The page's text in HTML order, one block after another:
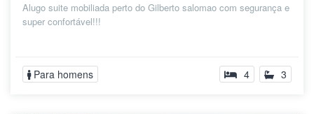
Alugo suite mobiliada perto do Gilberto salomao com segurança e
super confortável!!!
Para homens 4 3